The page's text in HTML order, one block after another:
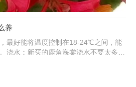
养
最好能将温度控制在18-24℃之间，能
浇水：新买的鹿角海棠浇水不要太多，